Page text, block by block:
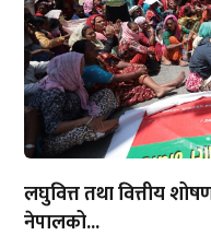
लघुवित्त तथा वित्तीय
नेपालको...